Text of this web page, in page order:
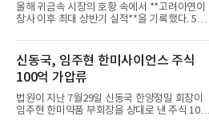
올해 귀금속 시장의 호황 속에서 **고려아연이
창사 이후 최대 상반기 실적**을 기록했다. 5일
신동국, 임주현 한미사이언스 주식
100억 가압류
법원이 지난 7월29일 신동국 한양정밀 회장이
임주현 한미약품 부회장을 상대로 낸 주식 100